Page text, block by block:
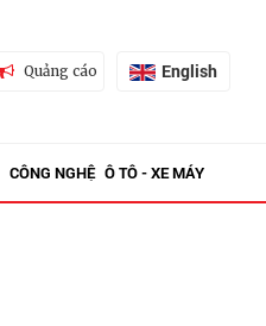
Quảng cáo English
CÔNG NGHỆ Ô TÔ - XE MÁY